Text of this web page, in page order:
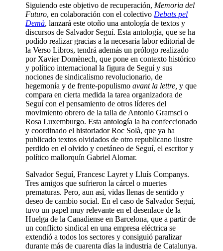
Siguiendo este objetivo de recuperación, Memoria del
Futuro, en colaboración con el colectivo Debats pel
Demà, lanzará este otoño una antología de textos y
discursos de Salvador Seguí. Esta antología, que se ha
podido realizar gracias a la necesaria labor editorial de
la Verso Libros, tendrá además un prólogo realizado
por Xavier Domènech, que pone en contexto histórico
y político internacional la figura de Seguí y sus
nociones de sindicalismo revolucionario, de
hegemonía y de frente-populismoavant la lettre, y que
compara en cierta medida la tarea organizadora de
Seguí con el pensamiento de otros líderes del
movimiento obrero de la talla de Antonio Gramsci o
Rosa Luxemburgo. Esta antología la ha confeccionado
y coordinado el historiador Roc Solà, que ya ha
publicado textos olvidados de otro republicano ilustre
perdido en el olvido y coetáneo de Seguí, el escritor y
político mallorquín Gabriel Alomar.
Salvador Seguí, Francesc Layret y Lluís Companys.
Tres amigos que sufrieron la cárcel o muertes
prematuras. Pero, aun así, vidas llenas de sentido y
deseo de cambio social. En el caso de Salvador Seguí,
tuvo un papel muy relevante en el desenlace de la
Huelga de la Canadiense en Barcelona, que a partir de
un conflicto sindical en una empresa eléctrica se
extendió a todos los sectores y consiguió paralizar
durante más de cuarenta días la industria de Catalunya.